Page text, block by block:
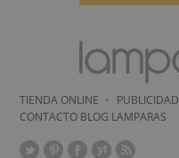
TIENDA ONLINE
PUBLICIDAD
CONTACTO BLOG LAMPARAS